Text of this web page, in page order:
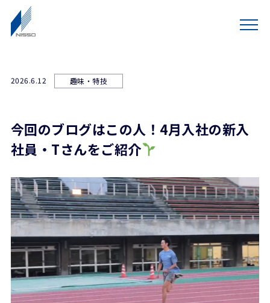
2026.6.12 趣味・特技
今回のブログはこの人！4月入社の新入
社員・Tさんをご紹介